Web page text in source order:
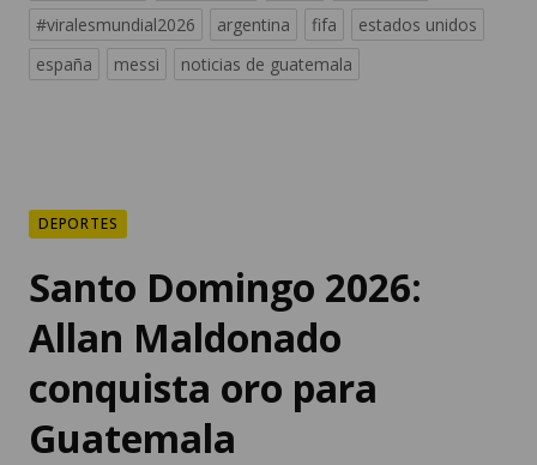
#viralesmundial2026
argentina fifa
estados unidos
españa
messi noticias de guatemala
DEPORTES
Santo Domingo 2026:
Allan Maldonado
conquista oro para
Guatemala